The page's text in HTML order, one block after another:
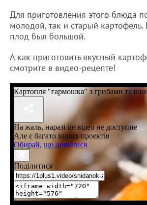
Для приготовления этого блюда
молодой, так и старый картофель.
плод был большой.
А как приготовить вкусный
смотрите в видео-рецепте!